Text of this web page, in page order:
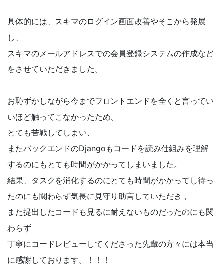
具体的には、スキマのログイン画面改善やそこから発展
し、
スキマのメールアドレスでの会員登録システムの作成など
をさせていただきました。
お恥ずかしながら今までフロントエンドを全くと言ってい
いほど触ってこなかったため、
とても苦戦してしまい、
またバックエンドのDjangoもコードを読み仕組みを理解
するのにもとても時間がかかってしまいました。
結果、タスクを消化するのにとても時間がかかってし待っ
たのにも関わらず気長に見守り助言していただき，
また提出したコードも見るに耐えないものだったのにも関
わらず
丁寧にコードレビューしてくださった先輩の方々には本当
に感謝しております。！！！